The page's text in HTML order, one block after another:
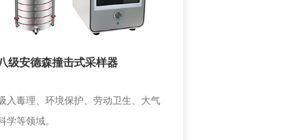
级安德森撞击式采样器
入毒理、环境保护、劳动卫生、大气
学等领域。